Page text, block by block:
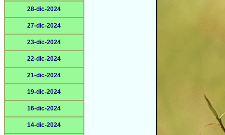
28-dic-2024
27-dic-2024
23-dic-2024
22-dic-2024
21-dic-2024
19-dic-2024
16-dic-2024
14-dic-2024